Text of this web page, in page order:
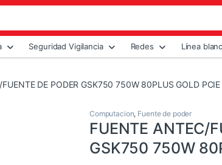
Seguridad Vigilancia Redes Línea
DE PODER GSK750 750W 80PLUS GOLD PCIE
Computacion, Fuente de poder
FUENTE ANTEC/
GSK750 750W